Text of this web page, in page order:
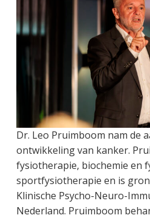
Dr. Leo Pruimboom nam de
ontwikkeling van kanker.
fysiotherapie, biochemie en
sportfysiotherapie en is
Klinische Psycho-Neuro-
Nederland. Pruimboom